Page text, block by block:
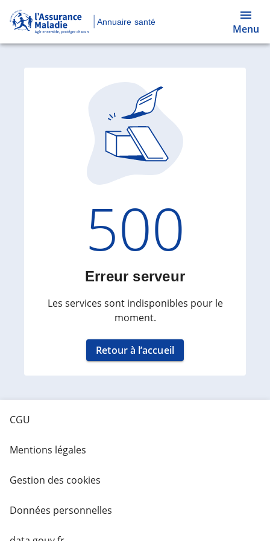
Annuaire santé
Menu
Code
500
Erreur serveur
Les services sont indisponibles pour le
moment.
Retour à l’accueil
CGU
Mentions légales
Gestion des cookies
Données personnelles